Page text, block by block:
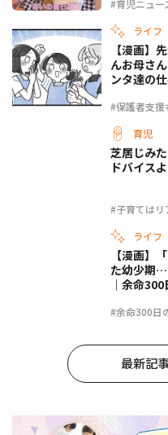
#育児ニュー
ライフ
#保護者支援
【漫画】
んお母さ
ンタ達の
育児
#子育てはリ
芝居じみ
ドバイス
ライフ
#余命300日
【漫画】
た幼少期
｜余命
最新記